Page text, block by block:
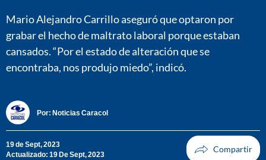
Mario Alejandro Carrillo aseguró que optaron por
grabar el hecho de maltrato laboral porque estaban
cansados. “Por el estado de alteración que se
encontraba, nos produjo miedo”, indicó.
Por: Noticias Caracol
19 de Sept, 2023
Actualizado: 19 De Sept, 2023